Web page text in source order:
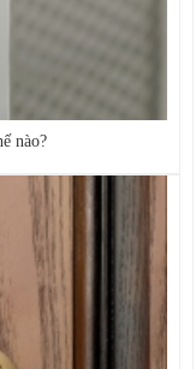
nào?